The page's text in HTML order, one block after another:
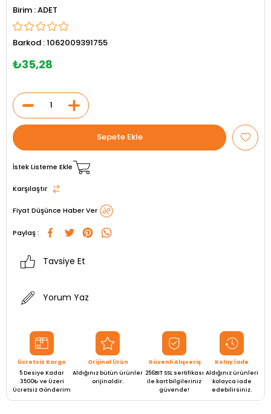
ADET
Barkod :1062009391755
₺35,28
İstek Listeme Ekle
Karşılaştır
Fiyat Düşünce Haber Ver
Paylaş :
Tavsiye Et
Yorum Yaz
Ücretsiz Kargo
5 Desiye Kadar
3500₺ ve Üzeri
Ücretsiz Gönderim
Orijinal Ürün
Aldığınız bütün ürünler
orijinaldir.
Güvenli Alışveriş
256BIT SSL sertifikası
ile kart bilgileriniz
güvende!
Kolay İade
Aldığınız ürünleri
kolayca iade
edebilirsiniz.